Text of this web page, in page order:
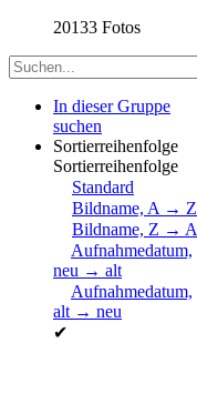
20133 Fotos
In dieser Gruppe
suchen
Sortierreihenfolge
Sortierreihenfolge
Standard
Bildname, A → Z
Bildname, Z → A
Aufnahmedatum,
neu → alt
Aufnahmedatum,
alt → neu
✔